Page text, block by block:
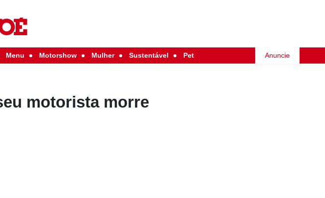
Menu Motorshow Mulher Sustentável Pet Anuncie
motorista morre